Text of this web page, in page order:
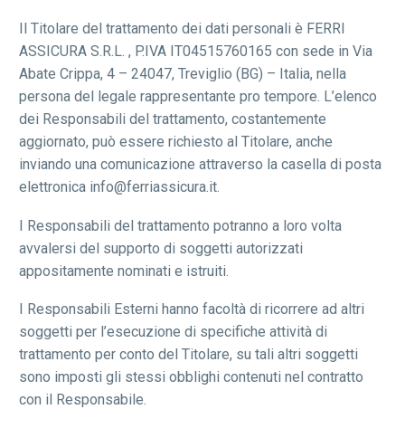
Il Titolare del trattamento dei dati personali è FERRI
ASSICURA S.R.L. , P.IVA IT04515760165 con sede in Via
Abate Crippa, 4 – 24047, Treviglio (BG) – Italia, nella
persona del legale rappresentante pro tempore. L’elenco
dei Responsabili del trattamento, costantemente
aggiornato, può essere richiesto al Titolare, anche
inviando una comunicazione attraverso la casella di posta
elettronica info@ferriassicura.it.
I Responsabili del trattamento potranno a loro volta
avvalersi del supporto di soggetti autorizzati
appositamente nominati e istruiti.
I Responsabili Esterni hanno facoltà di ricorrere ad altri
soggetti per l’esecuzione di specifiche attività di
trattamento per conto del Titolare, su tali altri soggetti
sono imposti gli stessi obblighi contenuti nel contratto
con il Responsabile.